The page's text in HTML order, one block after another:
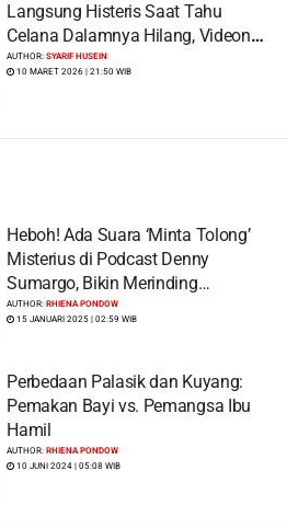
Langsung Histeris Saat Tahu
Celana Dalamnya Hilang, Videonya
Viral
AUTHOR:SYARIF HUSEIN
10 MARET 2026 | 21:50 WIB
Heboh! Ada Suara ‘Minta Tolong’
Misterius di Podcast Denny
Sumargo, Bikin Merinding…
AUTHOR:RHIENA PONDOW
15 JANUARI 2025 | 02:59 WIB
Perbedaan Palasik dan Kuyang:
Pemakan Bayi vs. Pemangsa Ibu
Hamil
AUTHOR:RHIENA PONDOW
10 JUNI 2024 | 05:08 WIB